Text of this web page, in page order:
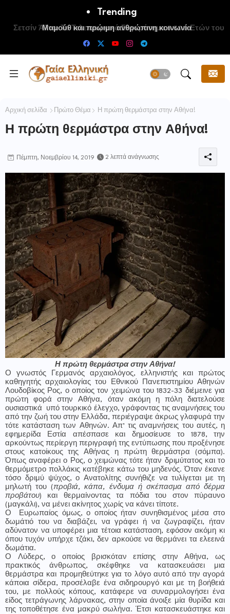
Trending
Μαμούθ και πρώιμη ανθρώπινη κοινωνία
Αρχική σελίδα Πρώτο Θέμα Η πρώτη θερμάστρα στην Αθήνα!
Η πρώτη θερμάστρα στην Αθήνα!
Πέμπτη, Νοεμβρίου 14, 2019 2 λεπτά ανάγνωσης
Η πρώτη θερμάστρα στην Αθήνα!
Ο γνωστός Γερμανός αρχαιολόγος, ελληνιστής και πρώτος
καθηγητής αρχαιολογίας του Εθνικού Πανεπιστημίου Αθηνών
Λουδοβίκος Ρος, ο οποίος τον χειμώνα του 1832-33 διέμεινε για
πρώτη φορά στην Αθήνα, όταν ακόμη η πόλη διατελούσε
ουσιαστικά
υπό τουρκικό έλεγχο, γράφοντας τις αναμνήσεις του
από την ζωή του στην Ελλάδα, περιέγραψε άκρως γλαφυρά την
τότε κατάσταση των Αθηνών. Απ’ τις αναμνήσεις του αυτές, η
εφημερίδα Εστία απέσπασε και δημοσίευσε το 1878, την
αρκούντως περίεργη περιγραφή της εντύπωσης που προξένησε
στους κατοίκους της Αθήνας η πρώτη θερμάστρα (σόμπα).
Όπως αναφέρει ο Ρος, ο χειμώνας τότε ήταν δριμύτατος και το
θερμόμετρο πολλάκις κατέβηκε κάτω του μηδενός. Όταν έκανε
τόσο δριμύ ψύχος, ο Ανατολίτης συνήθιζε να τυλίγεται με τη
μηλωτή του (προβιά, κάπα, ένδυμα ή σκέπασμα από δέρμα
προβάτου) και θερμαίνοντας τα πόδια του στον πύραυνο
(μαγκάλι), να μένει ακίνητος χωρίς να κάνει τίποτε.
Ο
Ευρωπαίος όμως, ο οποίος ήταν συνηθισμένος μέσα στο
δωμάτιό του να διαβάζει, να γράφει ή να ζωγραφίζει, ήταν
αδύνατον να υποφέρει μια τέτοια κατάσταση, εφόσον ακόμη κι
όπου τυχόν υπήρχε τζάκι, δεν αρκούσε να θερμάνει τα ελεεινά
δωμάτια.
Ο Λύδερς, ο οποίος βρισκόταν επίσης στην Αθήνα, ως
πρακτικός άνθρωπος, σκέφθηκε να κατασκευάσει μια
θερμάστρα και προμηθεύτηκε για το λόγο αυτό από την αγορά
κάποια σίδερα, προσέλαβε ένα σιδηρουργό και με τη βοήθειά
του, με πολλούς κόπους, κατάφερε να συναρμολογήσει ένα
είδος τετράγωνης λάρνακας, στην οποία άνοιξε μία θυρίδα και
της τοποθέτησε ένα μακρύ σωλήνα. Έτσι κατασκευάστηκε και